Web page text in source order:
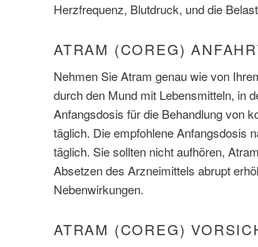
Herzfrequenz, Blutdruck, und die
ATRAM (COREG)
Nehmen Sie Atram genau wie von
durch den Mund mit Lebensmitteln, in
Anfangsdosis für die Behandlung von
täglich. Die empfohlene Anfangsdosis
täglich. Sie sollten nicht aufhören,
Absetzen des Arzneimittels abrupt
Nebenwirkungen.
ATRAM (COREG)